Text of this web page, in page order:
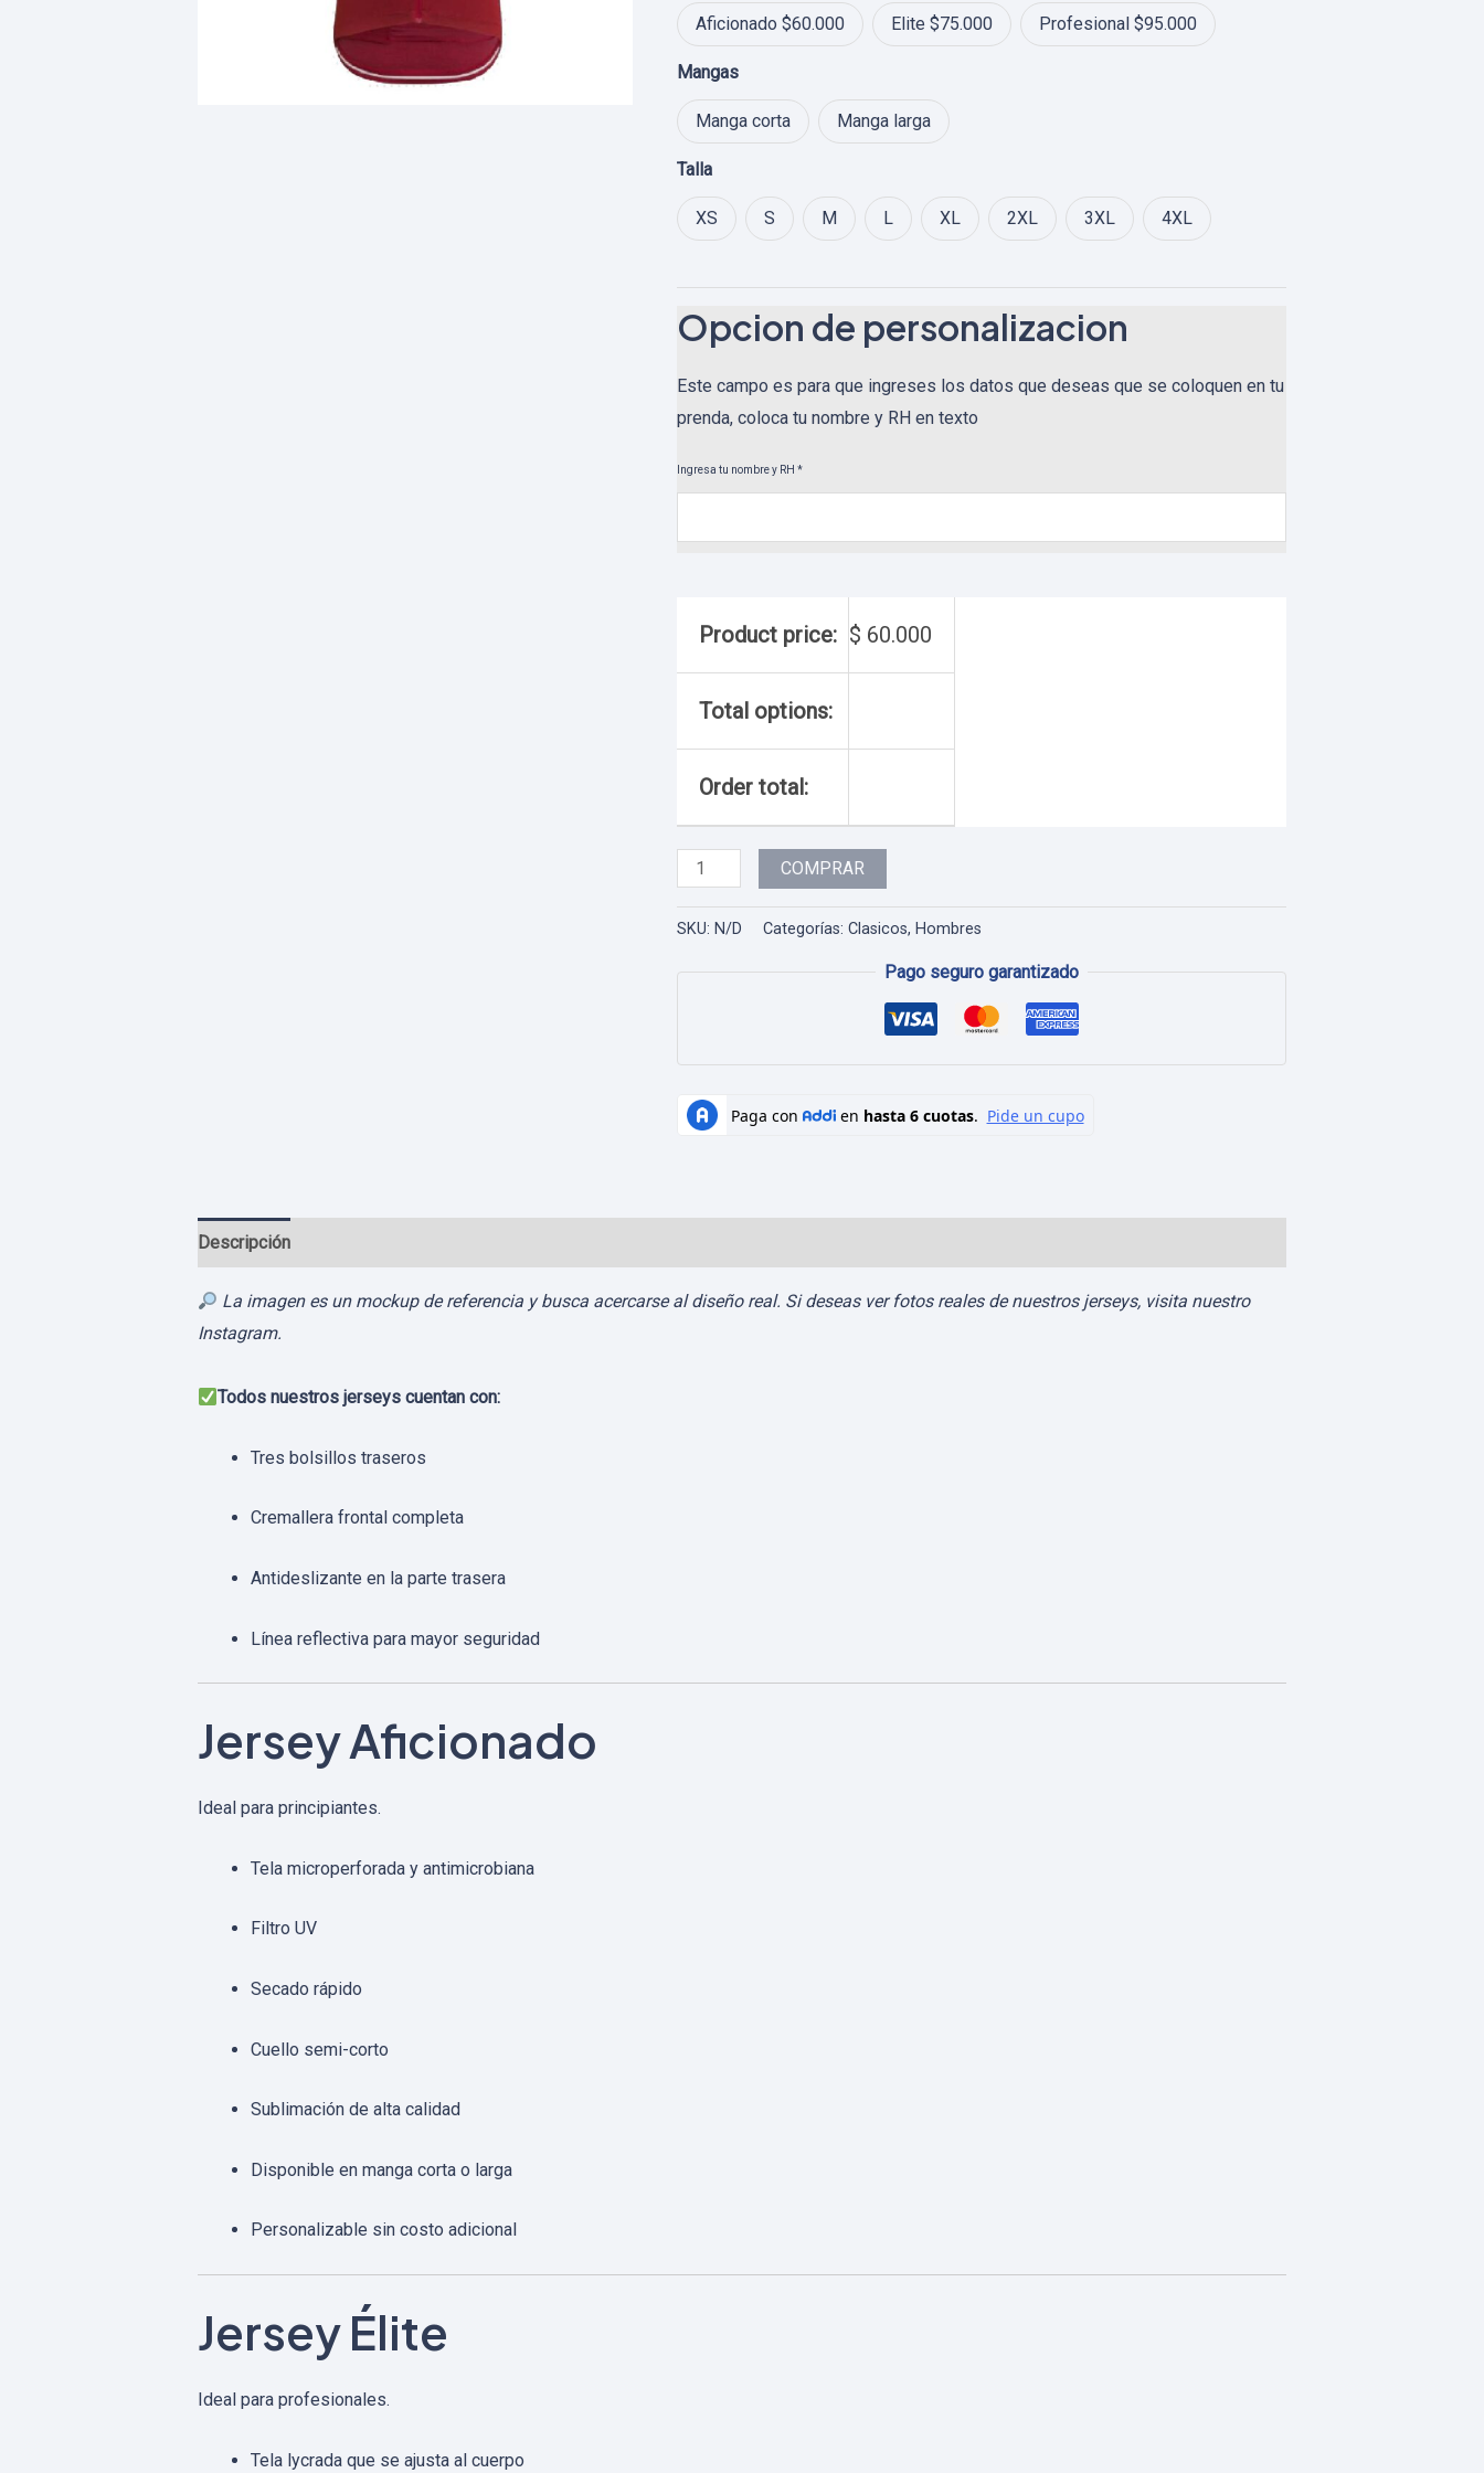
$ 95.000
Aficionado $60.000 Elite $75.000 Profesional $95.000
Mangas
Manga corta Manga larga
Talla
XS S M L XL 2XL 3XL 4XL
Opcion de personalizacion
Este campo es para que ingreses los datos que deseas que se coloquen en tu
prenda, coloca tu nombre y RH en texto
Ingresa tu nombre y RH *
Product price: $ 60.000
Total options:
Order total:
Hombre
01
COMPRAR
SKU: N/D Categorías: Clasicos, Hombres
Pago seguro garantizado
Descripción
La imagen es un mockup de referencia y busca acercarse al diseño real. Si deseas ver fotos reales de nuestros jerseys, visita nuestro
Instagram.
Todos nuestros jerseys cuentan con:
Tres bolsillos traseros
Cremallera frontal completa
Antideslizante en la parte trasera
Línea reflectiva para mayor seguridad
Jersey Aficionado
Ideal para principiantes.
Tela microperforada y antimicrobiana
Filtro UV
Secado rápido
Cuello semi-corto
Sublimación de alta calidad
Disponible en manga corta o larga
Personalizable sin costo adicional
Jersey Élite
Ideal para profesionales.
Tela lycrada que se ajusta al cuerpo